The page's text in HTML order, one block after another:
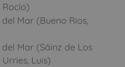
Mar (Bueno Rios,
Mar (Sáinz de Los
Luis)